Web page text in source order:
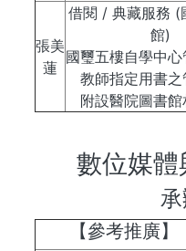
張美
蓮
借閱 / 典藏服務 (
館)
國璽五樓自學中
教師指定用書
附設醫院圖書
數位媒體
【參考推廣】